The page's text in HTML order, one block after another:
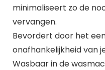
minimaliseert zo de
vervangen.
Bevordert door het
onafhankelijkheid van
Wasbaar in de